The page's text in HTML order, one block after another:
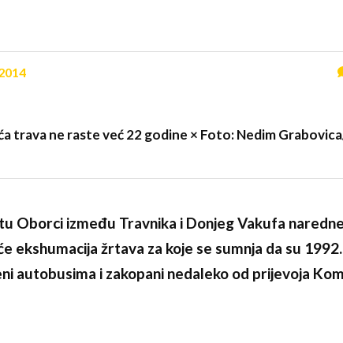
trava ne raste već 22 godine × Foto: Nedim
Oborci između Travnika i Donjeg Vakufa
ekshumacija žrtava za koje se sumnja da su
autobusima i zakopani nedaleko od prijevoja